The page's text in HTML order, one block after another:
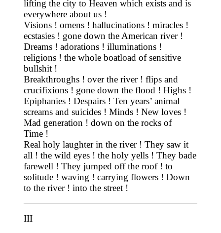
lifting the city to Heaven which exists and is
everywhere about us !
Visions ! omens ! hallucinations ! miracles !
ecstasies ! gone down the American river !
Dreams ! adorations ! illuminations !
religions ! the whole boatload of sensitive
bullshit !
Breakthroughs ! over the river ! flips and
crucifixions ! gone down the flood ! Highs !
Epiphanies ! Despairs ! Ten years’ animal
screams and suicides ! Minds ! New loves !
Mad generation ! down on the rocks of
Time !
Real holy laughter in the river ! They saw it
all ! the wild eyes ! the holy yells ! They bade
farewell ! They jumped off the roof ! to
solitude ! waving ! carrying flowers ! Down
to the river ! into the street !
III